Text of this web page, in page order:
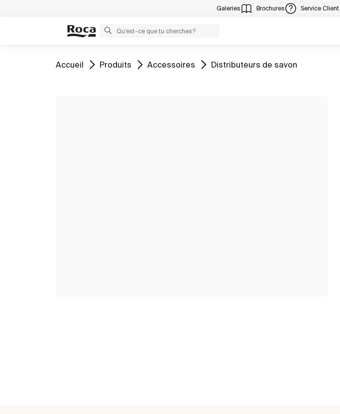
Galeries Brochures Service Client
Aller à
Accueil Aller à
Produits Aller à
Accessoires Aller à
Distributeurs de savon